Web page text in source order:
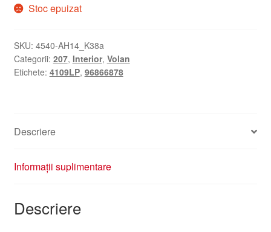
Stoc epuizat
SKU: 4540-AH14_K38a
Categorii: 207, Interior, Volan
Etichete: 4109LP, 96866878
Descriere
Informații suplimentare
Descriere